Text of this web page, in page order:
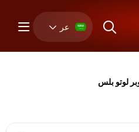
عر
لوتو بلس